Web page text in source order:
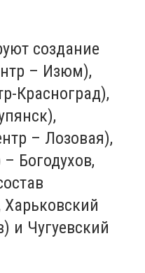
создание
– Изюм),
Красноград),
– Лозовая),
Богодухов,
и Чугуевский